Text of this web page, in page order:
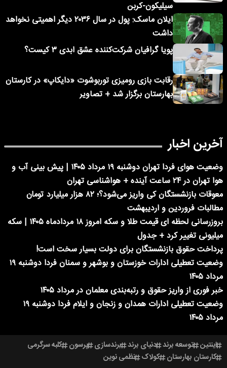
سیلیکون-کربن
ایلان ماسک: پول در سال ۲۰۳۶ دیگر اهمیتی نخواهد
داشت
پویا گرافیان شرکت‌کننده عشق ابدی ۳ کیست؟
رقابت بازی رومیزی توربوشوت «دایکاپ» در کارستان
بهارستان برگزار شد + تصاویر
آخرین اخبار
وضعیت هوای فردا تهران دوشنبه ۱۹ مرداد ۱۴۰۵ | پیش بینی آب و
هوا تهران در ۲۴ ساعت آینده + هواشناسی تهران
معوقات بازنشستگان کی واریز می‌شود؟؛ ۸۲ هزار میلیارد تومان
مطالبات فروردین و اردیبهشت
بروزرسانی لحظه ای قیمت طلا و سکه امروز ۱۸ مردادماه ۱۴۰۵ | سکه
میلیونی تغییر کرد + جدول
پرداخت حقوق بازنشستگان برای دولت بسیار سخت است!
وضعیت تعطیلی ادارات خوزستان و بوشهر و سمنان فردا دوشنبه ۱۹
مرداد ۱۴۰۵
خبر فوری از واریز حقوق و رتبه‌بندی معلمان در مرداد ۱۴۰۵
وضعیت تعطیلی ادارات همدان و زنجان و ایلام فردا دوشنبه ۱۹
مرداد ۱۴۰۵
اینتین توسعه برند دنیای برند برندسازی پرسون کلبه سرگرمی
کارستان بهارستان کولاک نظمی نوین